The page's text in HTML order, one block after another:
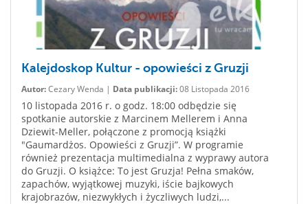
Kalejdoskop Kultur - opowieści z Gruzji
Autor:Cezary Wenda | Data publikacji:08 Listopada 2016
10 listopada 2016 r. o godz. 18:00 odbędzie się
spotkanie autorskie z Marcinem Mellerem i Anna
Dziewit-Meller, połączone z promocją książki
"Gaumardżos. Opowieści z Gruzji”. W programie
również prezentacja multimedialna z wyprawy autora
do Gruzji. O książce: To jest Gruzja! Pełna smaków,
zapachów, wyjątkowej muzyki, iście bajkowych
krajobrazów, niezwykłych i życzliwych ludzi,...